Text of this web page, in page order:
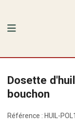
Dosette
bouchon
Référence : HUIL-